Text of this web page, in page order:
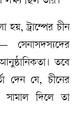
হয়, ট্রাম্পের চীন
তবে
দেন যে, চীনের
সামাল দিলে তা